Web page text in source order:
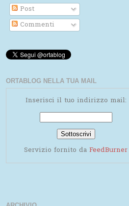
Post
Commenti
ORTABLOG NELLA TUA MAIL
Inserisci il tuo indirizzo mail:
Servizio fornito da FeedBurner